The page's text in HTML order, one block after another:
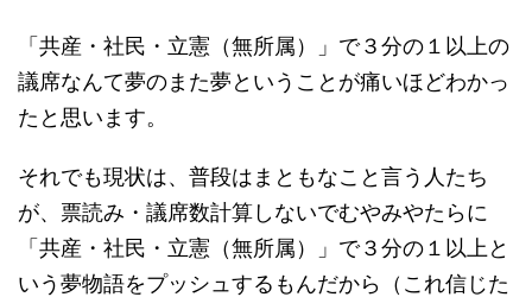
「共産・社民・立憲（無所属）」で３分の１以上の
議席なんて夢のまた夢ということが痛いほどわかっ
たと思います。
それでも現状は、普段はまともなこと言う人たち
が、票読み・議席数計算しないでむやみやたらに
「共産・社民・立憲（無所属）」で３分の１以上と
いう夢物語をプッシュするもんだから（これ信じた